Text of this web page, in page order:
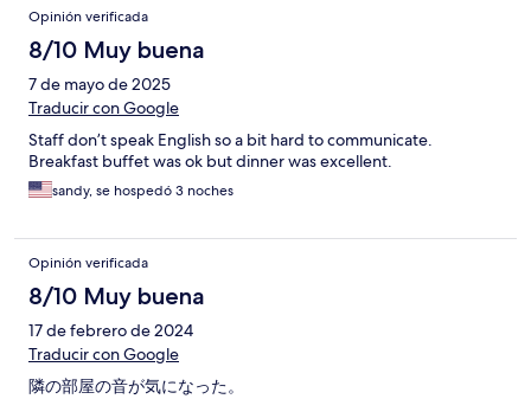
Opinión verificada
8/10 Muy buena
7 de mayo de 2025
Traducir con Google
Staff don’t speak English so a bit hard to communicate.
Breakfast buffet was ok but dinner was excellent.
sandy, se hospedó 3 noches
Opinión verificada
8/10 Muy buena
17 de febrero de 2024
Traducir con Google
隣の部屋の音が気になった。